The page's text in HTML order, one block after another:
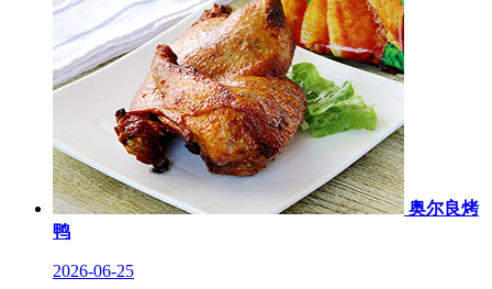
奥尔良烤
鸭
2026-06-25